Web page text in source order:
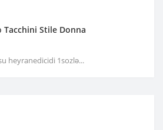
Tacchini Stile Donna
heyranedicidi 1sozlə...